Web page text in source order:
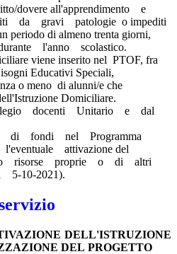
dovere all'apprendimento e
da gravi patologie o impediti
periodo di almeno trenta giorni,
l'anno scolastico.
viene inserito nel PTOF, fra
Educativi Speciali,
o meno di alunni/e che
Domiciliare.
docenti Unitario e dal
di fondi nel Programma
attivazione del
risorse proprie o di altri
5-10-2021).
DELL'ISTRUZIONE
DEL PROGETTO